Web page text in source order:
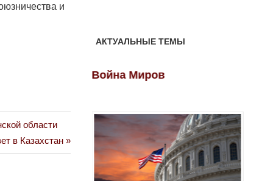
и
области
в Казахстан
АКТУАЛЬНЫЕ ТЕМЫ
Война Миров